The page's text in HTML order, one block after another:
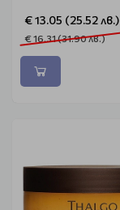
€ 13.05 (25.52 лв.)
€ 16.31 (31.90 лв.)